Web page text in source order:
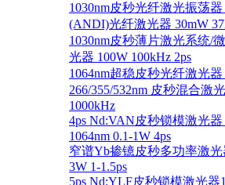
1030nm皮秒光纤激光振荡
(ANDI)光纤激光器 30mW
1030nm皮秒薄片激光系统/
光器 100W 100kHz 2ps
1064nm超稳皮秒光纤激光器
266/355/532nm 皮秒混合激
1000kHz
4ps Nd:VAN皮秒锁模激光
1064nm 0.1-1W 4ps
窄谱Yb掺镱皮秒多功率激光
3W 1-1.5ps
5ps Nd:YLF皮秒锁模激光器